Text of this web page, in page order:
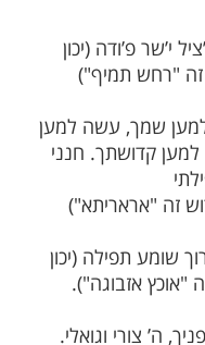
והטובה ולא
רק מטוב לב
הטוב שבראת
אעשה כל מעשי
סוכת דוד